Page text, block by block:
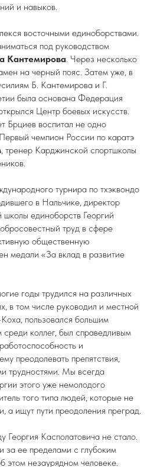
и навыков.
восточными единоборствами.
под руководством
Кантемирова. Через несколько
на черный пояс. Затем уже, в
Б. Кантемирова и Г.
была основана Федерация
Центр боевых искусств.
Брциев воспитал не одно
чемпион России по каратэ
, тренер Карджинской спортшколы
турнира по тхэквондо
в Нальчике, директор
единоборств Георгий
труд в сфере
общественную
медали «За вклад в развитие
годы трудился на различных
в том числе руководил и местной
пользовался большим
коллег, был справедливым
и
преодолевать препятствия,
трудностями. Мы всегда
этого уже немолодого
того типа людей, которые не
а ищут пути преодоления преград.
Касполатовича не стало.
за ее пределами с глубоким
этом незаурядном человеке.